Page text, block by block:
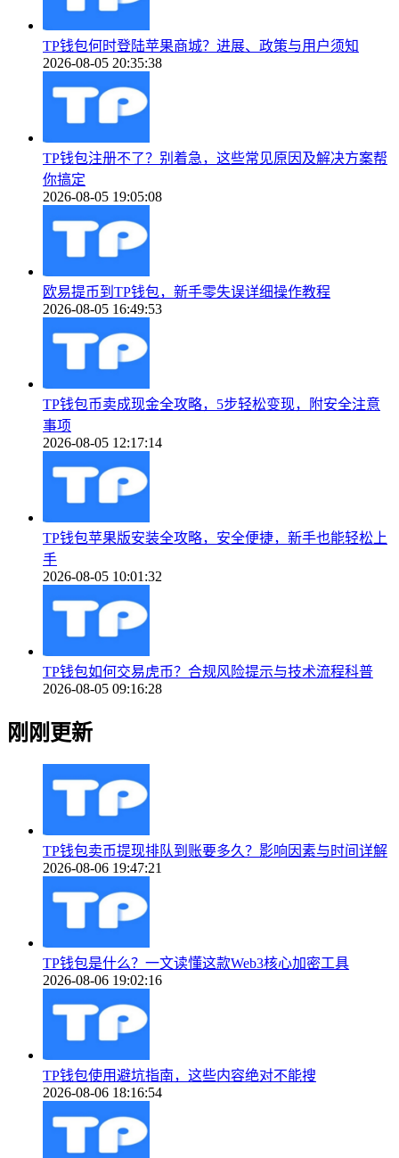
TP钱包何时登陆苹果商城？进展、政策与用户须知
2026-08-05 20:35:38
TP钱包注册不了？别着急，这些常见原因及解决方案帮
你搞定
2026-08-05 19:05:08
欧易提币到TP钱包，新手零失误详细操作教程
2026-08-05 16:49:53
TP钱包币卖成现金全攻略，5步轻松变现，附安全注意
事项
2026-08-05 12:17:14
TP钱包苹果版安装全攻略，安全便捷，新手也能轻松上
手
2026-08-05 10:01:32
TP钱包如何交易虎币？合规风险提示与技术流程科普
2026-08-05 09:16:28
刚刚更新
TP钱包卖币提现排队到账要多久？影响因素与时间详解
2026-08-06 19:47:21
TP钱包是什么？一文读懂这款Web3核心加密工具
2026-08-06 19:02:16
TP钱包使用避坑指南，这些内容绝对不能搜
2026-08-06 18:16:54